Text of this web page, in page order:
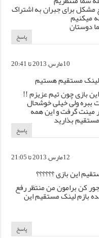
مشکل برای جبران به اشتراک
میکنیم
دوستان
پاسخ
10مارس, 2013 تا 20:41
مستقیم هستیم
بازی چون تیم عزیزم !!
ببره ولی خیلی خوشحال
مینت گرفت و این همه
بذارید
پاسخ
12مارس, 2013 تا 21:05
این بازی ؟؟؟؟؟؟
کن برامون من منتظر رفع
بازم لینک مستقیم این
پاسخ